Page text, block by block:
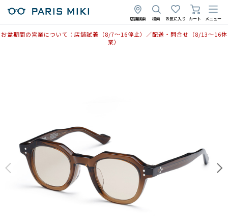
店舗検索 検索 お気に入り カート メニュー
お盆期間の営業について：店舗試着（8/7〜16停止）／配送・問合せ（8/13〜16休
業）
2025年10月22日